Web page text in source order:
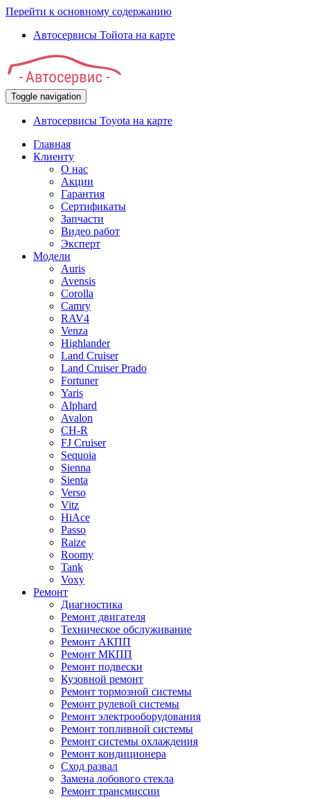
Перейти к основному содержанию
Автосервисы Тойота на карте
Toggle navigation
Автосервисы Toyota на карте
Главная
Клиенту
О нас
Акции
Гарантия
Сертификаты
Запчасти
Видео работ
Эксперт
Модели
Auris
Avensis
Corolla
Camry
RAV4
Venza
Highlander
Land Cruiser
Land Cruiser Prado
Fortuner
Yaris
Alphard
Avalon
CH-R
FJ Cruiser
Sequoia
Sienna
Sienta
Verso
Vitz
HiAce
Passo
Raize
Roomy
Tank
Voxy
Ремонт
Диагностика
Ремонт двигателя
Техническое обслуживание
Ремонт АКПП
Ремонт МКПП
Ремонт подвески
Кузовной ремонт
Ремонт тормозной системы
Ремонт рулевой системы
Ремонт электрооборудования
Ремонт топливной системы
Ремонт системы охлаждения
Ремонт кондиционера
Сход развал
Замена лобового стекла
Ремонт трансмиссии